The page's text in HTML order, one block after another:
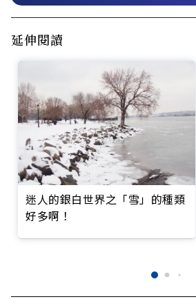
延伸閱讀
迷人的銀白世界之「雪」的種類
好多啊！